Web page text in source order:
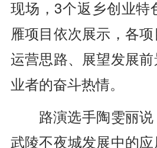
现场， 3个返乡创业特
雁项目依次展示，各
运营思路、展望发展
业者的奋斗热情。
路演选手陶雯丽
武陵不夜城发展中的